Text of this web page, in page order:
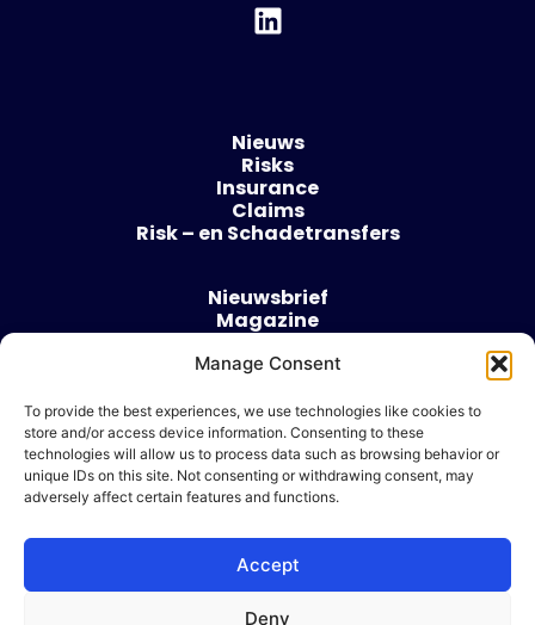
Manage Consent
To provide the best experiences, we use technologies like cookies to
store and/or access device information. Consenting to these
technologies will allow us to process data such as browsing behavior or
unique IDs on this site. Not consenting or withdrawing consent, may
adversely affect certain features and functions.
Accept
Deny
Nieuws
Risks
Insurance
Claims
Risk – en Schadetransfers
Nieuwsbrief
Magazine
Over
Algemene voorwaarden
Cookie beleid
Ik wil adverteren